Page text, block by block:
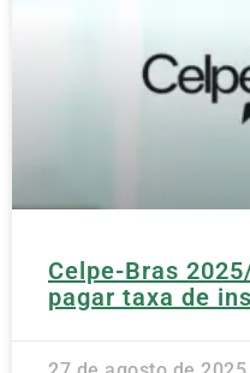
Celpe-Bras
pagar taxa de